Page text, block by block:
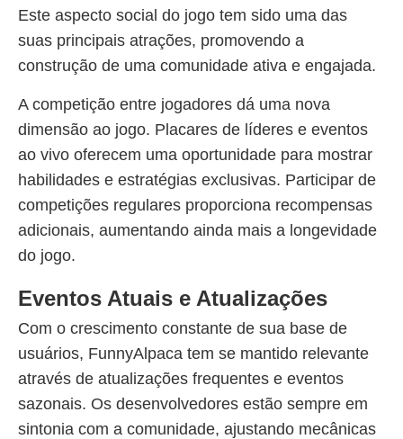
Este aspecto social do jogo tem sido uma das
suas principais atrações, promovendo a
construção de uma comunidade ativa e engajada.
A competição entre jogadores dá uma nova
dimensão ao jogo. Placares de líderes e eventos
ao vivo oferecem uma oportunidade para mostrar
habilidades e estratégias exclusivas. Participar de
competições regulares proporciona recompensas
adicionais, aumentando ainda mais a longevidade
do jogo.
Eventos Atuais e Atualizações
Com o crescimento constante de sua base de
usuários, FunnyAlpaca tem se mantido relevante
através de atualizações frequentes e eventos
sazonais. Os desenvolvedores estão sempre em
sintonia com a comunidade, ajustando mecânicas